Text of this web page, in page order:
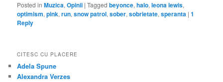
Posted in Muzica,Opinii |Tagged beyonce,halo,leona lewis,
optimism,pink,run,snow patrol,sober,sobrietate,speranta |1
Reply
CITESC CU PLACERE
Adela Spune
Alexandra Verzes